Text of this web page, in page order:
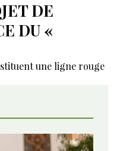
DE
DU «
une ligne rouge